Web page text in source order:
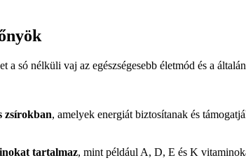
a só nélküli vaj az egészségesebb életmód és a
zsírokban, amelyek energiát biztosítanak és
tartalmaz, mint például A, D, E és K